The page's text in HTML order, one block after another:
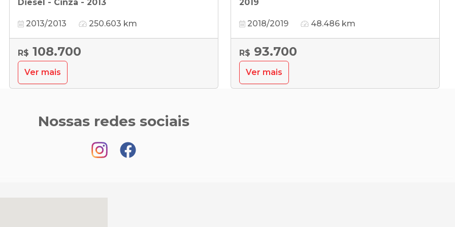
Diesel - Cinza - 2013
2013/2013 250.603 km
R$ 108.700
Ver mais
2019
2018/2019 48.486 km
R$ 93.700
Ver mais
Nossas redes sociais